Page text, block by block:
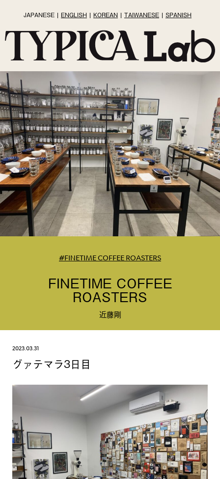
JAPANESE ENGLISH KOREAN TAIWANESE SPANISH
#FINETIME COFFEE ROASTERS
FINETIME COFFEE
ROASTERS
近藤剛
2023.03.31
グァテマラ3日目